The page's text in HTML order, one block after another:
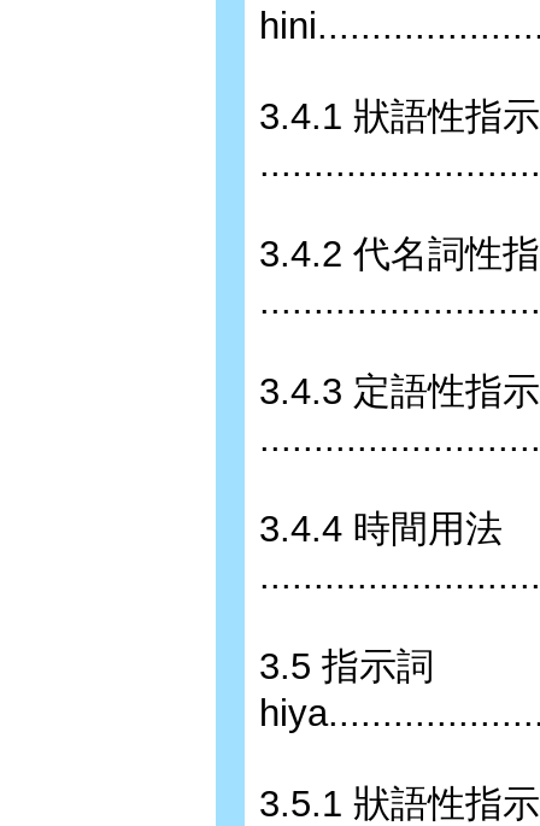
3.4.1 狀語性指
3.4.2 代名詞性
3.4.3 定語性指
3.4.4 時間用法
3.5 指示詞
3.5.1 狀語性指